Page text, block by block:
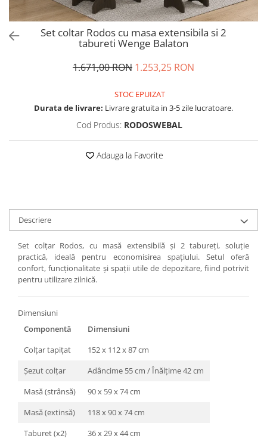
Set coltar Rodos cu masa extensibila si 2
tabureti Wenge Balaton
1.671,00 RON 1.253,25 RON
STOC EPUIZAT
Durata de livrare: Livrare gratuita in 3-5 zile lucratoare.
Cod Produs: RODOSWEBAL
Adauga la Favorite
Descriere
Set colțar Rodos, cu masă extensibilă și 2 tabureți, soluție
practică, ideală pentru economisirea spațiului. Setul oferă
confort, funcționalitate și spații utile de depozitare, fiind potrivit
pentru utilizare zilnică.
Dimensiuni
Componentă
Dimensiuni
Colțar tapițat
152 x 112 x 87 cm
Șezut colțar
Adâncime 55 cm / Înălțime 42 cm
Masă (strânsă)
90 x 59 x 74 cm
Masă (extinsă)
118 x 90 x 74 cm
Taburet (x2)
36 x 29 x 44 cm